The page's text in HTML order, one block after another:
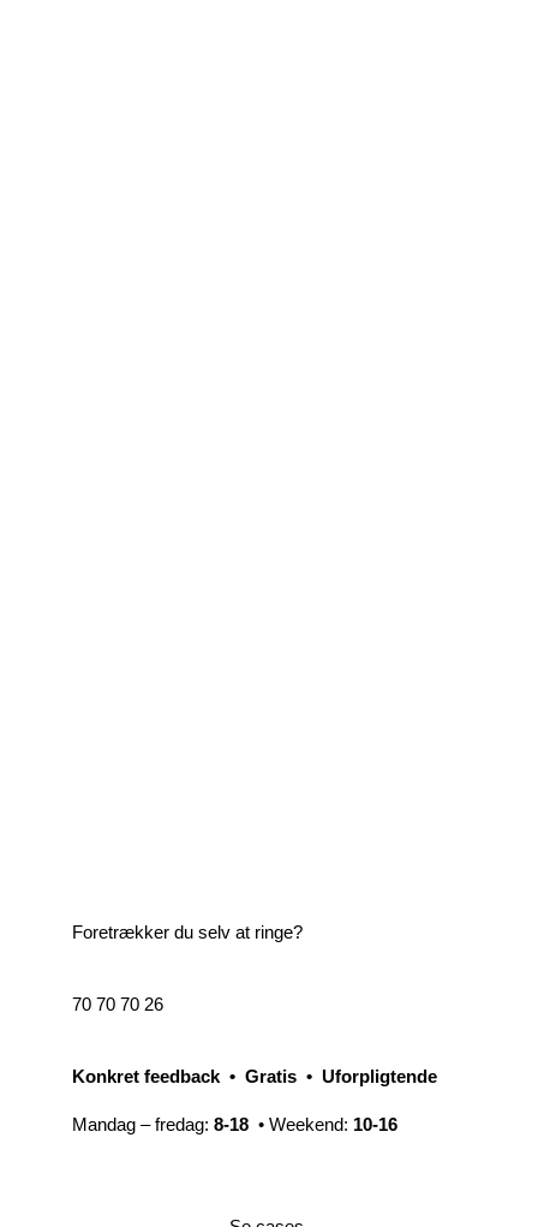
Foretrækker du selv at ringe?
70 70 70 26
Konkret feedback • Gratis • Uforpligtende
Mandag – fredag: 8-18 • Weekend: 10-16